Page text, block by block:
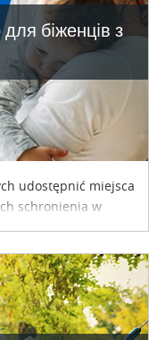
бiженцiв з
udostępnić miejsca
schronienia w